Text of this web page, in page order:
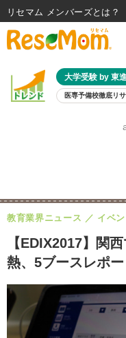
大学受験 by 東
医専予備校徹底リ
8月
【EDIX2017】関
熱、5ブースレポ
教育業界ニュース イベ
リセマム メンバーズ